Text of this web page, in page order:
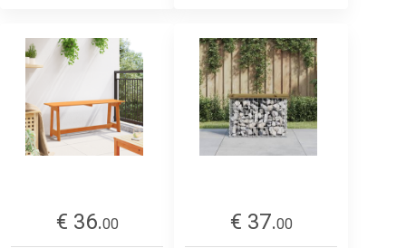
€ 36.00
€ 37.00